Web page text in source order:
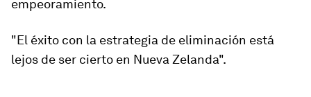
empeoramiento.
"El éxito con la estrategia de eliminación está
lejos de ser cierto en Nueva Zelanda".